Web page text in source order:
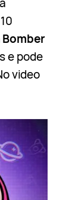
Bomber
e pode
video